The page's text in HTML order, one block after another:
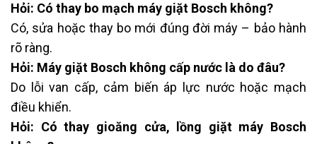
Hỏi: Có thay bo mạch máy giặt Bosch không?
Có, sửa hoặc thay bo mới đúng đời máy – bảo hành
rõ ràng.
Hỏi: Máy giặt Bosch không cấp nước là do đâu?
Do lỗi van cấp, cảm biến áp lực nước hoặc mạch
điều khiển.
Hỏi: Có thay gioăng cửa, lồng giặt máy Bosch